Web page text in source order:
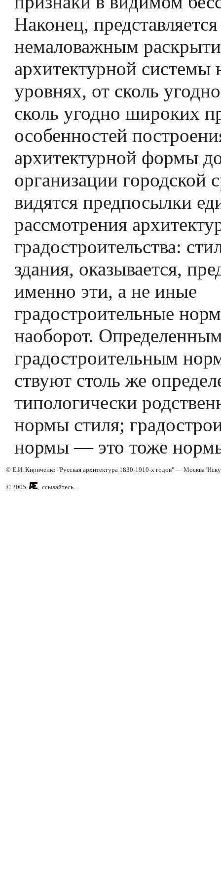
Наконец, представляется
немаловажным
архитектурной системы
уровнях, от сколь
сколь угодно широких
особенностей
архитектурной формы
организации городской
видятся предпосылки
рассмотрения
градостроительства:
здания, оказывается,
именно эти, а не иные
градостроительные
наоборот.
градостроительным
ствуют столь же
типологически
нормы стиля;
нормы — это тоже
© Е.И. Кириченко "Русская архитектура 1830-1910-х годов" — Москва
© 2005, , ссылайтесь...